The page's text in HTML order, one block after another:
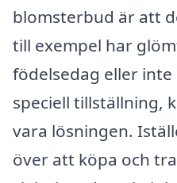
blomsterbud är att
till exempel har
födelsedag eller
speciell tillställning,
vara lösningen.
över att köpa och